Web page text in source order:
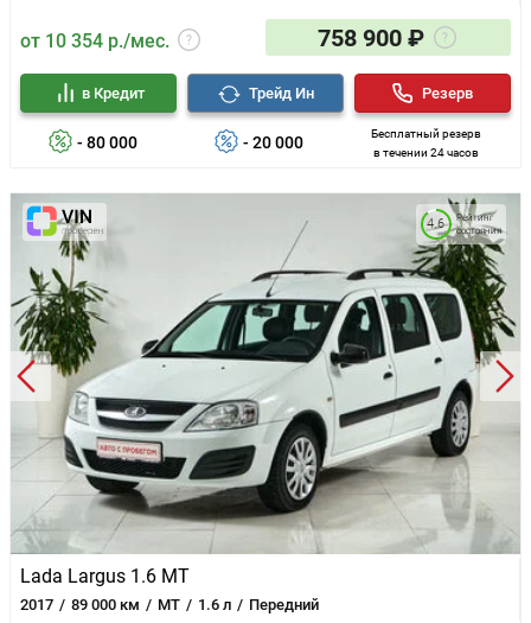
от 10 354 р./мес. 758 900 ₽
- 80 000
в Кредит
- 20 000
Трейд Ин
Бесплатный резерв
в течении 24 часов
Резерв
Lada Largus 1.6 MT
2017 89 000 км MT 1.6 л Передний
Рейтинг
состояния
4.6